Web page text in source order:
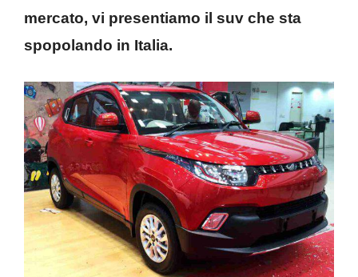
mercato, vi presentiamo il suv che sta
spopolando in Italia.